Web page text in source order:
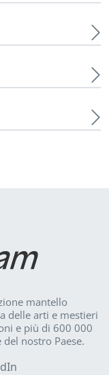
mantello
delle arti e mestieri
e più di 600 000
nostro Paese.